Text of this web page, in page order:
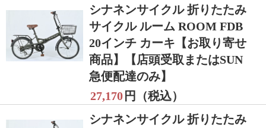
シナネンサイクル 折りたたみ
サイクル ルーム ROOM FDB
20インチ カーキ【お取り寄せ
商品】【店頭受取またはSUN
急便配達のみ】
27,170 円（税込）
シナネンサイクル 折りたたみ